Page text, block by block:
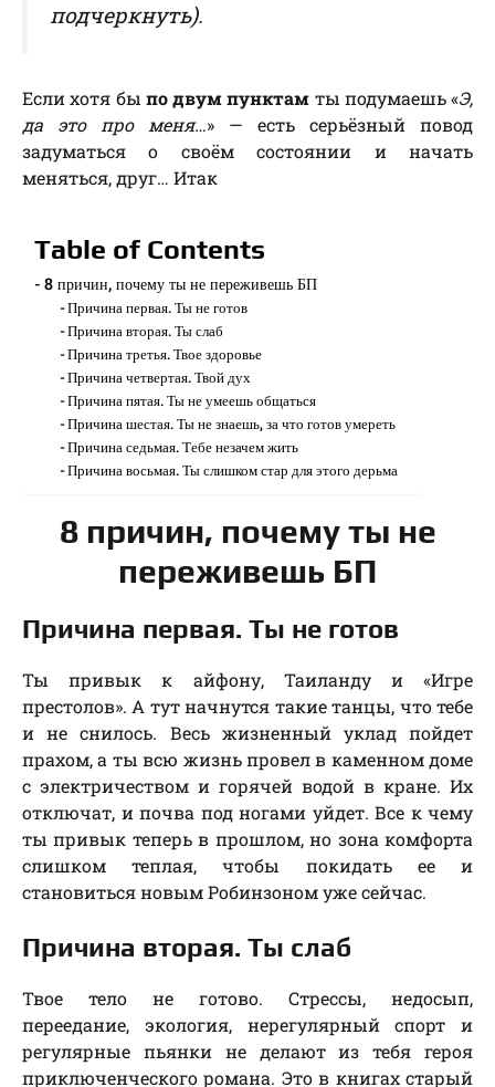
подчеркнуть).
Если хотя бы по двум пунктам ты подумаешь «Э,
да это про меня…» — есть серьёзный повод
задуматься о своём состоянии и начать
меняться, друг… Итак
Table of Contents
8 причин, почему ты не переживешь БП
Причина первая. Ты не готов
Причина вторая. Ты слаб
Причина третья. Твое здоровье
Причина четвертая. Твой дух
Причина пятая. Ты не умеешь общаться
Причина шестая. Ты не знаешь, за что готов умереть
Причина седьмая. Тебе незачем жить
Причина восьмая. Ты слишком стар для этого дерьма
8 причин, почему ты не
переживешь БП
Причина первая. Ты не готов
Ты привык к айфону, Таиланду и «Игре
престолов». А тут начнутся такие танцы, что тебе
и не снилось. Весь жизненный уклад пойдет
прахом, а ты всю жизнь провел в каменном доме
с электричеством и горячей водой в кране. Их
отключат, и почва под ногами уйдет. Все к чему
ты привык теперь в прошлом, но зона комфорта
слишком теплая, чтобы покидать ее и
становиться новым Робинзоном уже сейчас.
Причина вторая. Ты слаб
Твое тело не готово. Стрессы, недосып,
переедание, экология, нерегулярный спорт и
регулярные пьянки не делают из тебя героя
приключенческого романа. Это в книгах старый